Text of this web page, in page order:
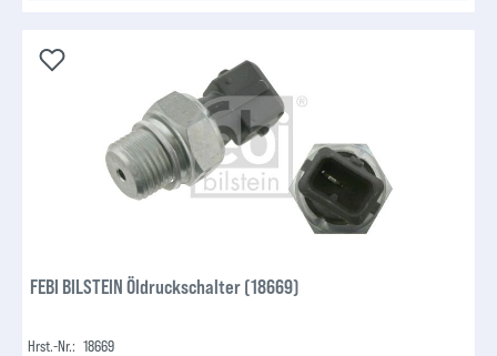
FEBI BILSTEIN Öldruckschalter (18669)
Hrst.-Nr.: 18669